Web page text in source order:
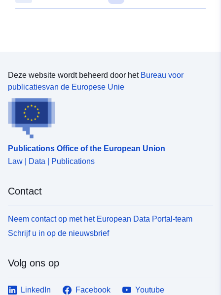
Deze website wordt beheerd door het Bureau voor
publicatiesvan de Europese Unie
Publications Office of the European Union
Law | Data | Publications
Contact
Neem contact op met het European Data Portal-team
Schrijf u in op de nieuwsbrief
Volg ons op
LinkedIn Facebook
Youtube